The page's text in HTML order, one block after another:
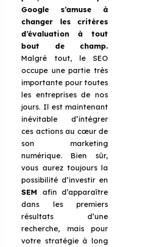
Google s’amuse à
changer les critères
d’évaluation à tout
bout de champ.
Malgré tout, le SEO
occupe une partie très
importante pour toutes
les entreprises de nos
jours. Il est maintenant
inévitable d’intégrer
ces actions au cœur de
son marketing
numérique. Bien sûr,
vous aurez toujours la
possibilité d’investir en
SEM afin d’apparaître
dans les premiers
résultats d’une
recherche, mais pour
votre stratégie à long